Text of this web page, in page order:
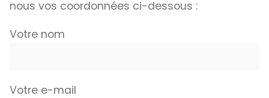
nous vos coordonnées ci-dessous :
Votre nom
Votre e-mail